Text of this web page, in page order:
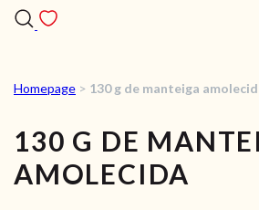
RECEITAS
VÍDEOS
RECEITAS
Homepage > 130 g de manteiga
130 G DE
AMOLECIDA